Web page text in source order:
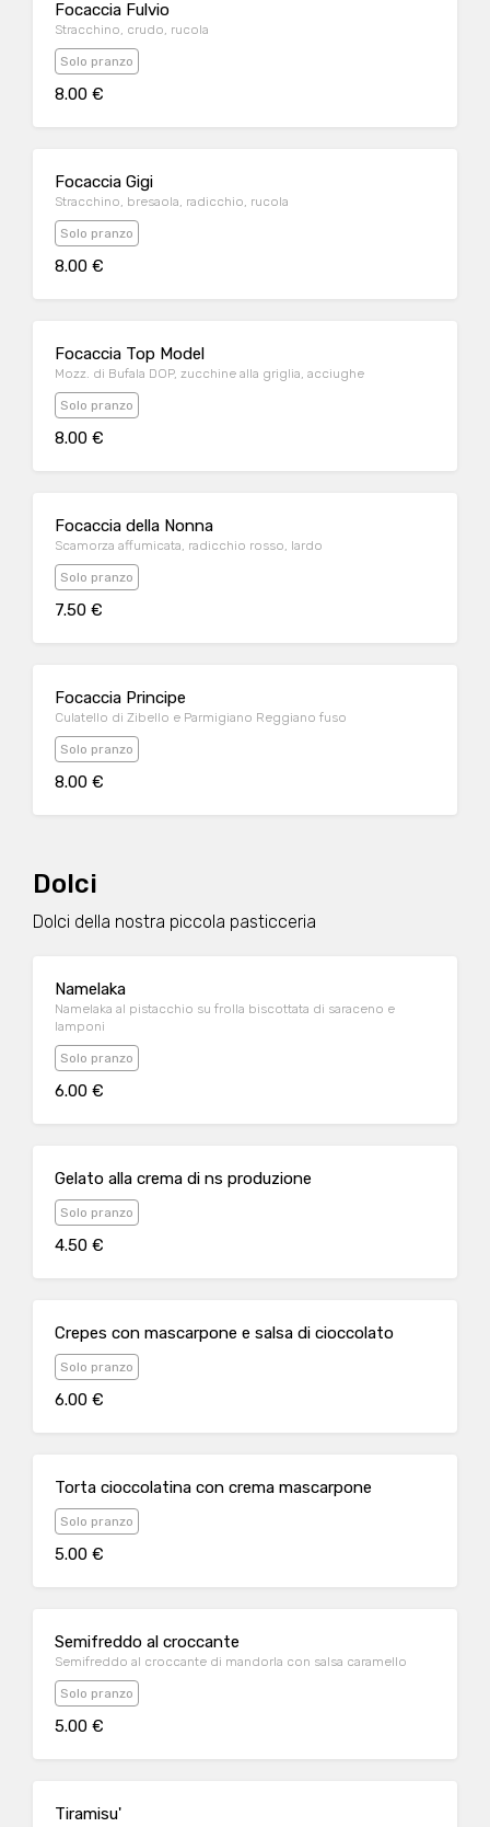
Focaccia Fulvio
Stracchino, crudo, rucola
Solo pranzo
8.00 €
Focaccia Gigi
Stracchino, bresaola, radicchio, rucola
Solo pranzo
8.00 €
Focaccia Top Model
Mozz. di Bufala DOP, zucchine alla griglia, acciughe
Solo pranzo
8.00 €
Focaccia della Nonna
Scamorza affumicata, radicchio rosso, lardo
Solo pranzo
7.50 €
Focaccia Principe
Culatello di Zibello e Parmigiano Reggiano fuso
Solo pranzo
8.00 €
Dolci
Dolci della nostra piccola pasticceria
Namelaka
Namelaka al pistacchio su frolla biscottata di saraceno e
lamponi
Solo pranzo
6.00 €
Gelato alla crema di ns produzione
Solo pranzo
4.50 €
Crepes con mascarpone e salsa di cioccolato
Solo pranzo
6.00 €
Torta cioccolatina con crema mascarpone
Solo pranzo
5.00 €
Semifreddo al croccante
Semifreddo al croccante di mandorla con salsa caramello
Solo pranzo
5.00 €
Tiramisu'